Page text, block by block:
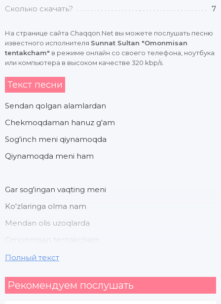
Сколько скачать? 7
На странице сайта Chaqqon.Net вы можете послушать песню
известного исполнителя Sunnat Sultan "Omonmisan
tentakcham" в режиме онлайн со своего телефона, ноутбука
или компьютера в высоком качестве 320 kbp/s.
Текст песни
Sendan qolgan alamlardan
Chekmoqdaman hanuz g'am
Sog'inch meni qiynamoqda
Qiynamoqda meni ham
Gar sog'ingan vaqting meni
Ko'zlaringa olma nam
Mendan olis uzoqlarda
Omonmisan tentakcham
Qolgan ko'm - ko'k ko'zlaring
Полный текст
Рекомендуем послушать